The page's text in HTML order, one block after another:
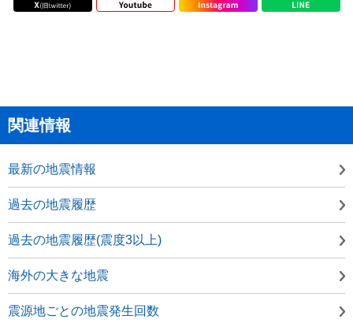
関連情報
最新の地震情報
過去の地震履歴
過去の地震履歴(震度3以上)
海外の大きな地震
震源地ごとの地震発生回数